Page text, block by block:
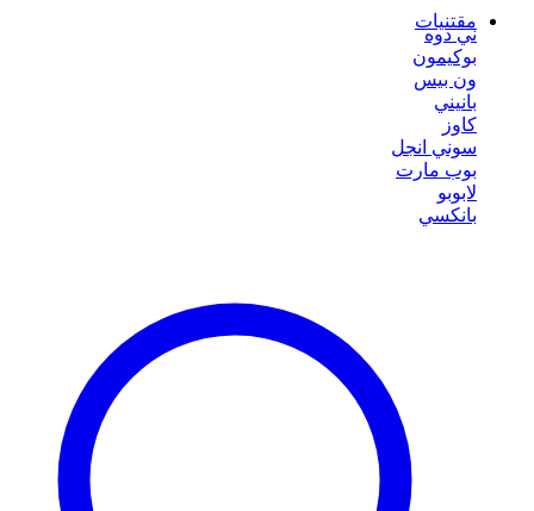
مقتنيات
ني دوه
بوكيمون
ون بيس
بانيني
كاوز
سوني انجل
بوب مارت
لابوبو
بانكسي